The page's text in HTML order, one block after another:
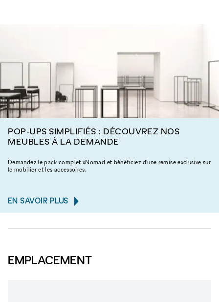
POP-UPS SIMPLIFIÉS : DÉCOUVREZ NOS
MEUBLES À LA DEMANDE
Demandez le pack complet xNomad et bénéficiez d'une remise exclusive sur
le mobilier et les accessoires.
EN SAVOIR PLUS
EMPLACEMENT